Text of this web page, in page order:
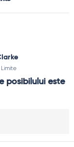
Limite
posibilului este